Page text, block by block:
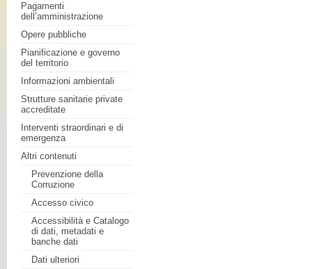
Pagamenti
dell’amministrazione
Opere pubbliche
Pianificazione e governo
del territorio
Informazioni ambientali
Strutture sanitarie private
accreditate
Interventi straordinari e di
emergenza
Altri contenuti
Prevenzione della
Corruzione
Accesso civico
Accessibilità e Catalogo
di dati, metadati e
banche dati
Dati ulteriori